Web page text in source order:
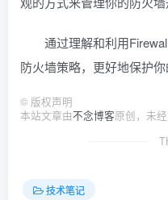
通过理解和利用
防火墙策略，更好地保护你
© 版权声明
本站文章由不念博客原创，未经
技术笔记